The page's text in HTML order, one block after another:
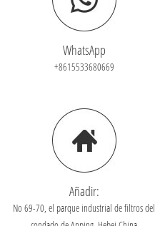
WhatsApp
+8615533680669
Añadir:
No 69-70, el parque industrial de filtros del